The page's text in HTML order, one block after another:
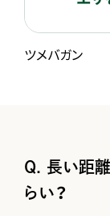
ツメバガン
Q. 長い距
らい？